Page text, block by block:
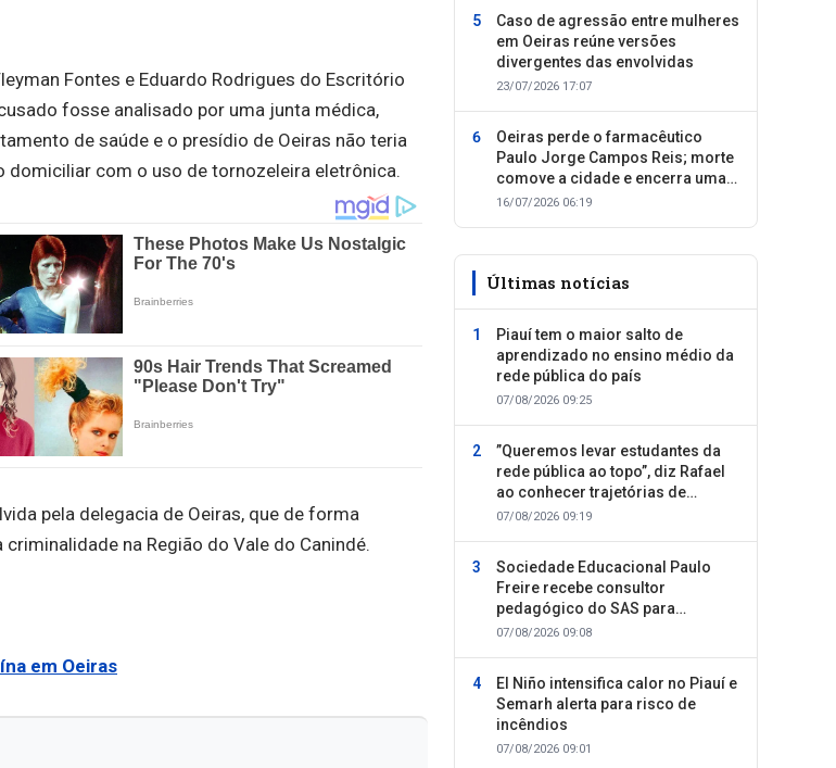
Fontes e Eduardo Rodrigues do Escritório
fosse analisado por uma junta médica,
de saúde e o presídio de Oeiras não teria
domiciliar com o uso de tornozeleira eletrônica.
pela delegacia de Oeiras, que de forma
na Região do Vale do Canindé.
em Oeiras
Caso de agressão entre mulheres
em Oeiras reúne versões
divergentes das envolvidas
23/07/2026 17:07
Oeiras perde o farmacêutico
Paulo Jorge Campos Reis; morte
comove a cidade e encerra uma
trajetória dedicada ao cuidado
16/07/2026 06:19
Últimas notícias
Piauí tem o maior salto de
aprendizado no ensino médio da
rede pública do país
07/08/2026 09:25
”Queremos levar estudantes da
rede pública ao topo”, diz Rafael
ao conhecer trajetórias de
sucesso
07/08/2026 09:19
Sociedade Educacional Paulo
Freire recebe consultor
pedagógico do SAS para
planejamento do segundo
07/08/2026 09:08
El Niño intensifica calor no Piauí e
Semarh alerta para risco de
incêndios
07/08/2026 09:01